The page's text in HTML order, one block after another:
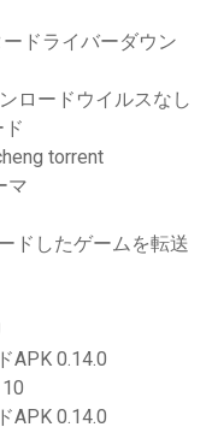
ドライバーダウン
ロードウイルスなし
torrent
マ
ドしたゲームを転送
APK 0.14.0
APK 0.14.0